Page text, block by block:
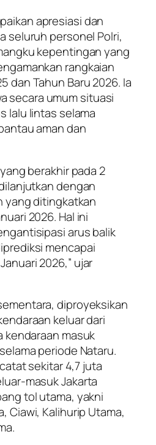
apresiasi dan
seluruh personel Polri,
kepentingan yang
rangkaian
dan Tahun Baru 2026. Ia
secara umum situasi
lalu lintas selama
aman dan
berakhir pada 2
dengan
yang ditingkatkan
2026. Hal ini
arus balik
mencapai
2026,” ujar
diproyeksikan
keluar dari
kendaraan masuk
periode Nataru.
sekitar 4,7 juta
masuk Jakarta
tol utama, yakni
Ciawi, Kalihurip Utama,